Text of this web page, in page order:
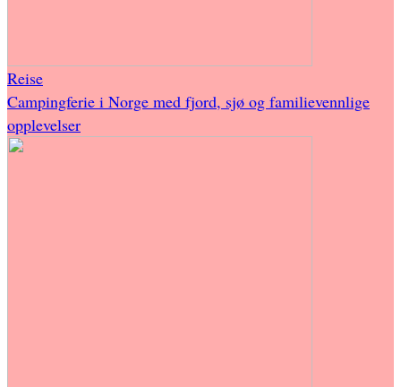
Reise
Campingferie i Norge med fjord, sjø og familievennlige
opplevelser